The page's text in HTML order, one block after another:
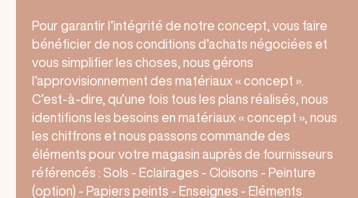
Pour garantir l’intégrité de notre concept, vous faire
bénéficier de nos conditions d’achats négociées et
vous simplifier les choses, nous gérons
l’approvisionnement des matériaux « concept ».
C’est-à-dire, qu’une fois tous les plans réalisés, nous
identifions les besoins en matériaux « concept », nous
les chiffrons et nous passons commande des
éléments pour votre magasin auprès de fournisseurs
référencés : Sols - Eclairages - Cloisons - Peinture
(option) - Papiers peints - Enseignes - Eléments